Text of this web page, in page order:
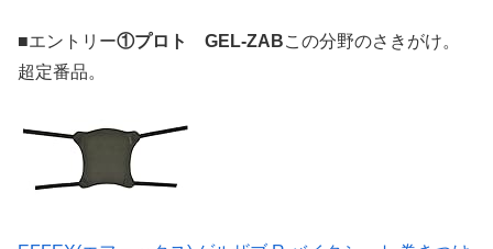
■エントリー①プロト GEL-ZABこの分野のさきがけ。
超定番品。